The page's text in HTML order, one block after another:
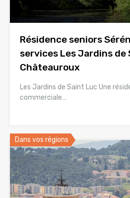
Résidence seniors
services Les Jardins de
Châteauroux
Les Jardins de Saint Luc Une
commerciale…
Dans vos régions